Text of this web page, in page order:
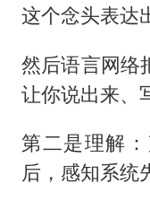
这个念头表达
然后语言网络
让你说出来、
第二是理解
后，感知系统